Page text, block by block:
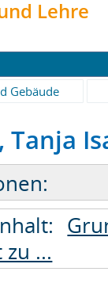
Lehre
Gebäude
Tanja
...